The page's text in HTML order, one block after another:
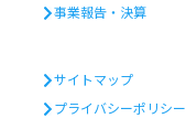
事業報告・決算
サイトマップ
プライバシーポリシー